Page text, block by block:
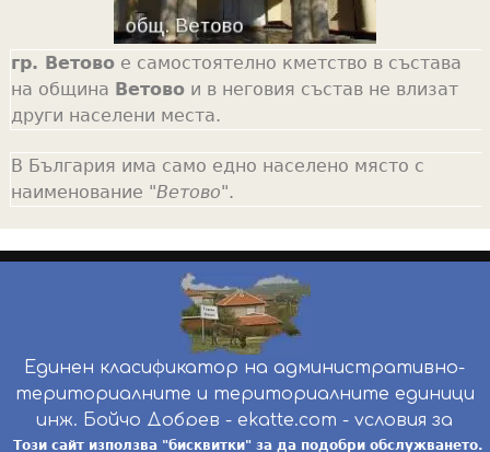
гр. Ветовое самостоятелно кметство в състава
на община Ветовои в неговия състав не влизат
други населени места.
В България има само едно населено място с
наименование "Ветово".
Единен класификатор на административно-
териториалните и териториалните единици
инж. Бойчо Добрев -ekatte.com -условия за
ползване
Този сайт използва "бисквитки" за да подобри обслужването.